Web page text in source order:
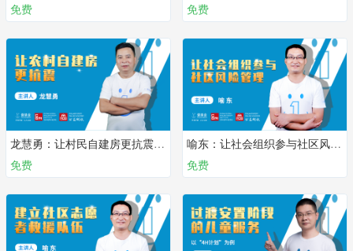
免费
免费
龙慧勇：让村民自建房更抗震 | 第六课
免费
喻东：让社会组织参与社区风险管理 | 第五课
免费